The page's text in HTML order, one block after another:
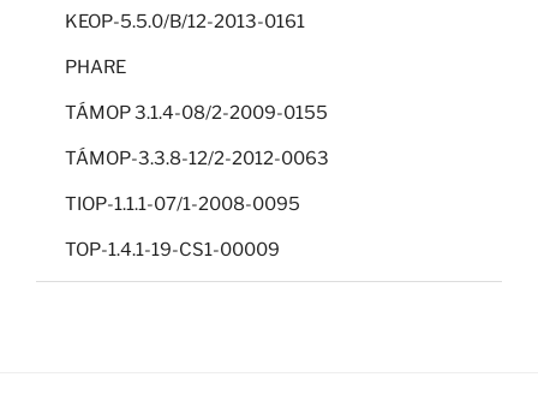
KEOP-5.5.0/B/12-2013-0161
PHARE
TÁMOP 3.1.4-08/2-2009-0155
TÁMOP-3.3.8-12/2-2012-0063
TIOP-1.1.1-07/1-2008-0095
TOP-1.4.1-19-CS1-00009